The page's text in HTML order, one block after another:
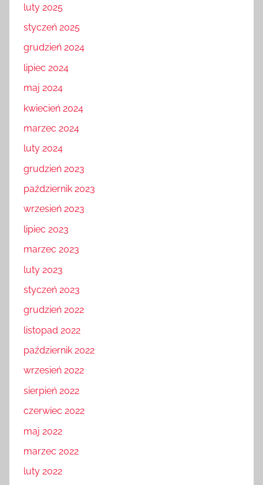
luty 2025
styczeń 2025
grudzień 2024
lipiec 2024
maj 2024
kwiecień 2024
marzec 2024
luty 2024
grudzień 2023
październik 2023
wrzesień 2023
lipiec 2023
marzec 2023
luty 2023
styczeń 2023
grudzień 2022
listopad 2022
październik 2022
wrzesień 2022
sierpień 2022
czerwiec 2022
maj 2022
marzec 2022
luty 2022